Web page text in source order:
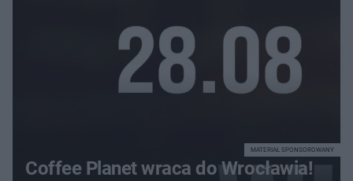
Coffee Planet wraca do Wrocławia!
MATERIAŁ SPONSOROWANY